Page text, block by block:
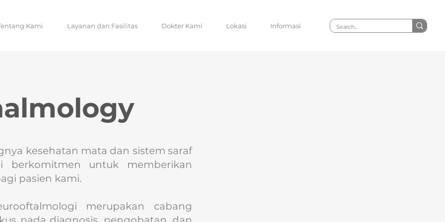
Kami Layanan dan Fasilitas Dokter Kami Lokasi Informasi
kesehatan mata dan sistem saraf
untuk memberikan
pasien kami.
merupakan cabang